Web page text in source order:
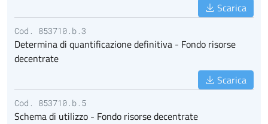
Scarica
Cod. 853710.b.3
Determina di quantificazione definitiva - Fondo risorse
decentrate
Scarica
Cod. 853710.b.5
Schema di utilizzo - Fondo risorse decentrate